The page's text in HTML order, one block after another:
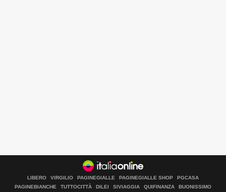
LIBERO VIRGILIO PAGINEGIALLE PAGINEGIALLE SHOP
PGCASA
PAGINEBIANCHE
TUTTOCITTÀ DILEI SIVIAGGIA QUIFINANZA BUONISSIMO